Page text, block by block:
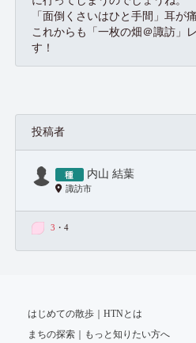
「面倒くさいはひと手間」耳が
これからも「一枚の畑＠諏訪」
す！
投稿者
内山 結葉
諏訪市
3 ・4
はじめての散歩｜HTNとは
まちの探索｜もっと知りたい方へ